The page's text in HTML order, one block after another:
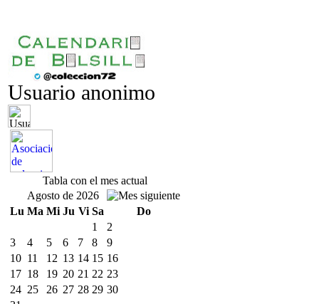
Usuario anonimo
Tabla con el mes actual
Agosto de 2026
Lu Ma Mi Ju Vi Sa
Do
1
2
3
4 5 6 7 8
9
10 11 12 13 14 15 16
17 18 19 20 21 22 23
24 25 26 27 28 29 30